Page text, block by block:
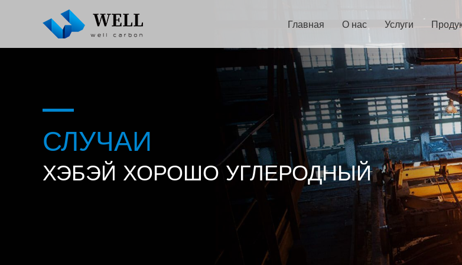
Главная О нас Услуги
СЛУЧАИ
ХЭБЭЙ ХОРОШО УГЛЕРОДНЫЙ